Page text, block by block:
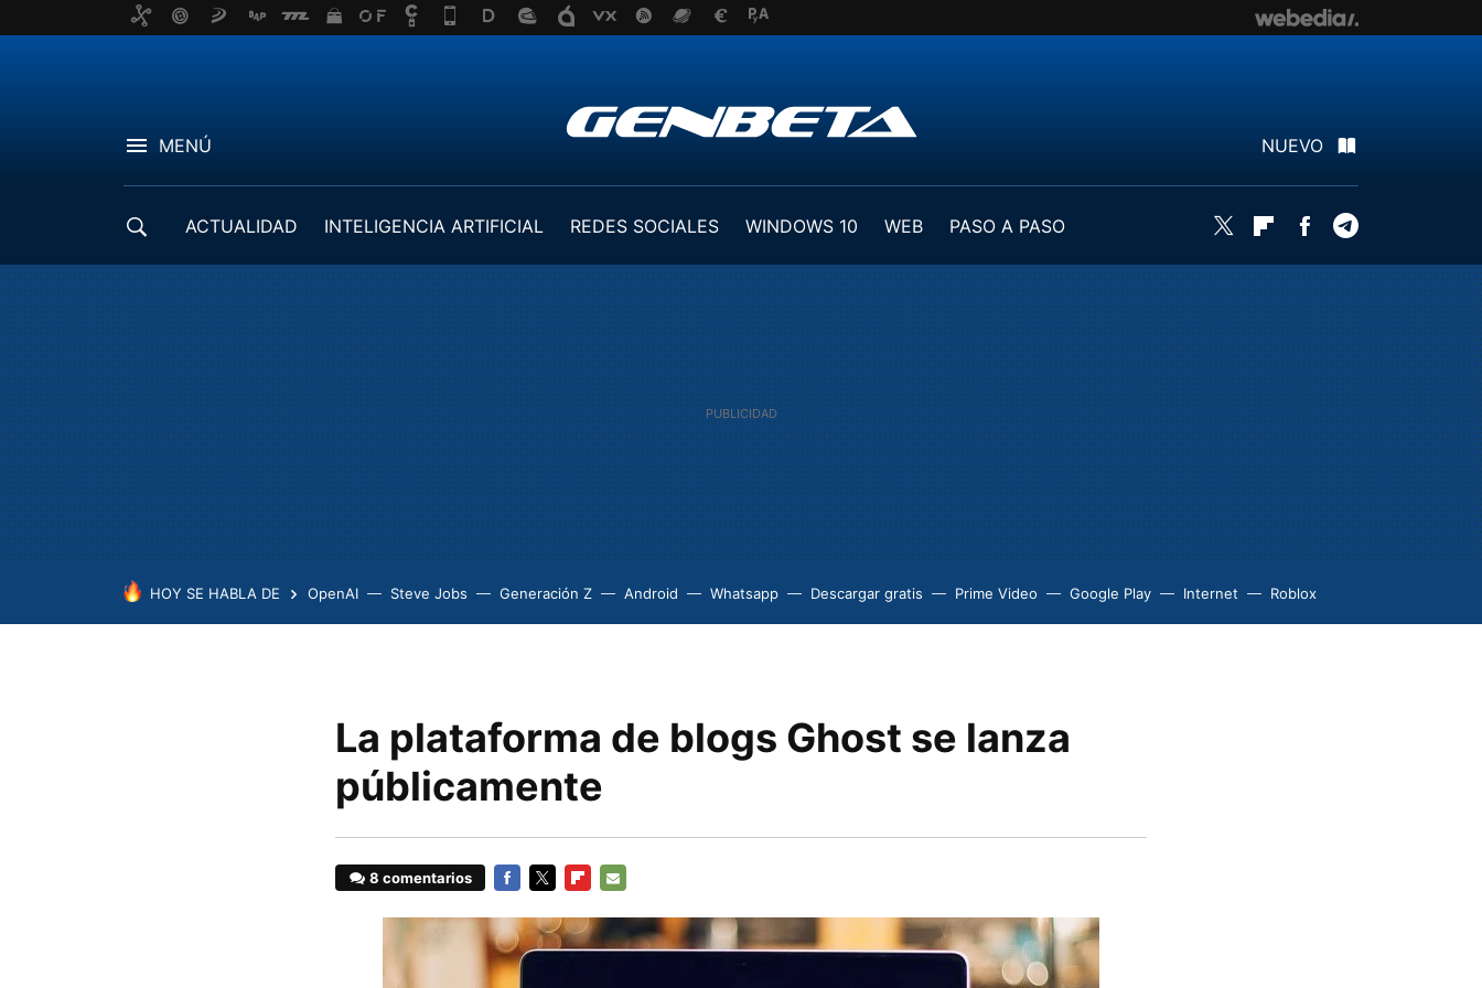
MENÚ NUEVO
ACTUALIDAD INTELIGENCIA ARTIFICIAL REDES SOCIALES WINDOWS 10 WEB
PASO A PASO
Twitter FlipboardFacebook
HOY SE HABLA DE OpenAI Steve Jobs Generación Z Android Whatsapp Descargar gratis Prime Video Google Play Internet Roblox
La plataforma de blogs Ghost se lanza
públicamente
8 comentarios
MAIL